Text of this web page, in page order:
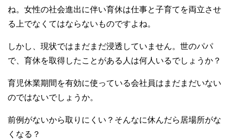
ね。女性の社会進出に伴い育休は仕事と子育てを両立させ
る上でなくてはならないものですよね。
しかし、現状ではまだまだ浸透していません。世のパパ
で、育休を取得したことがある人は何人いるでしょうか？
育児休業期間を有効に使っている会社員はまだまだいない
のではないでしょうか。
前例がないから取りにくい？そんなに休んだら居場所がな
くなる？